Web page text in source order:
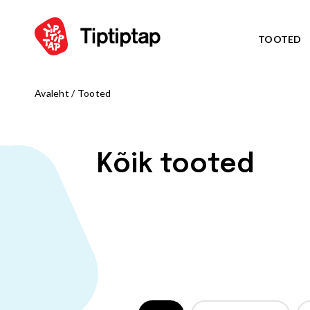
TOOTED
MÄNGUVÄLJAKUD
Kõik tooted
Mängulinnakud
Avaleht / Tooted
Kõik tooted